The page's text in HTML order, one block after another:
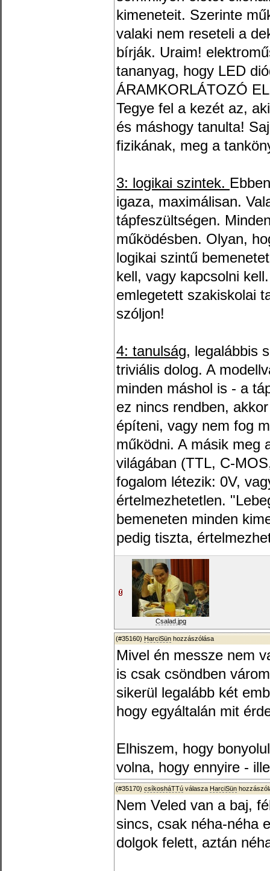
kimeneteit. Szerinte
valaki nem reseteli a
bírják. Uraim!
tananyag, hogy LED
ÁRAMKORLÁTOZÓ
Tegye fel a kezét az,
és máshogy tanulta!
fizikának, meg a
3: logikai szintek.
igaza, maximálisan.
tápfeszültségen.
működésben. Olyan,
logikai szintű
kell, vagy kapcsolni
emlegetett szakiskolai
szóljon!
4: tanulság, legalábbis
triviális dolog. A
minden máshol is - a
ez nincs rendben,
építeni, vagy nem fog
működni. A másik meg
világában (TTL, C-
fogalom létezik: 0V,
értelmezhetetlen.
bemeneten minden
pedig tiszta,
Csalad.jpg
(#35160) HarciSün hozzászólása
Mivel én messze nem
is csak csöndben
sikerül legalább két
hogy egyáltalán mit
Elhiszem, hogy
volna, hogy ennyire -
(#35170) csíkosháTTú válasza HarciSün
Nem Veled van a baj,
sincs, csak néha-néha
dolgok felett, aztán